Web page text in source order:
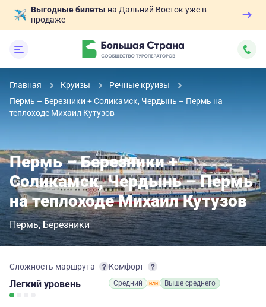
Выгодные билеты на Дальний Восток уже в
продаже
Главная Круизы
Речные круизы
Пермь – Березники + Соликамск, Чердынь – Пермь на
теплоходе Михаил Кутузов
Пермь – Березники +
Соликамск, Чердынь – Пермь
на теплоходе Михаил Кутузов
Пермь Березники
Сложность маршрута
Легкий уровень
Комфорт
Средний Выше среднего